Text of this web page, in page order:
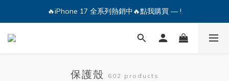
🔥iPhone 17 全系列熱銷中🔥點我購買 — !
🔥iPhone 17 全系列熱銷中🔥點我購買 — !
💕加入Q哥 Line 新好友領優惠券！🎫
保護殼 602 products